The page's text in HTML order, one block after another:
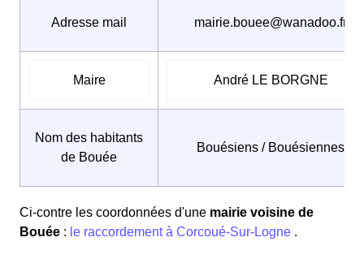
Adresse mail mairie.bouee@wanadoo.fr
Maire André LE BORGNE
Nom des habitants
de Bouée
Bouésiens / Bouésiennes
Ci-contre les coordonnées d'une mairie voisine de
Bouée : le raccordement à Corcoué-Sur-Logne .